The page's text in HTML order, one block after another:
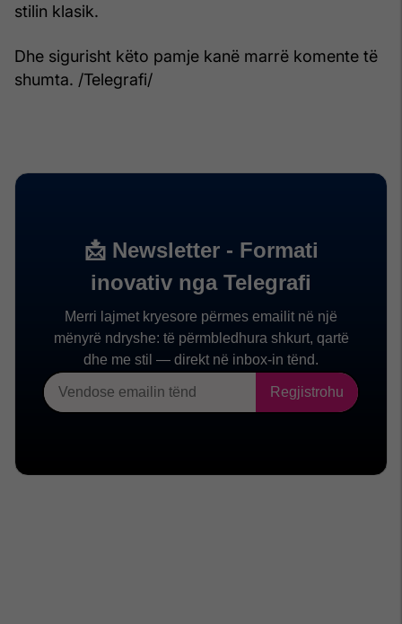
stilin klasik.
Dhe sigurisht këto pamje kanë marrë komente të
shumta. /Telegrafi/